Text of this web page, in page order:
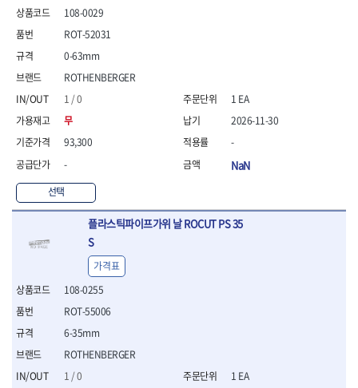
- 절연비트홀다드라이버
- 방폭망치
- 절연펜치
- 절연니퍼
- 절연가위
- 절연드라이버교체날
- 절연공구세트
- 절연라쳇렌치
- 절연볼트커터
- 절연아답타
- 절연펀치
- 방폭연결대
- 방폭옵셋렌치
- 방폭니퍼
- 방폭펜치
- 방폭플라이어
- 방폭렌치
- 방폭스패너
108-0029
ROTHENBERGER
1 / 0
무
93,300
-
선택
ROT-52031
0-63mm
1 EA
2026-11-30
-
NaN
플라스틱파이프가위 날 ROCUT PS 35
S
108-0255
ROTHENBERGER
1 / 0
ROT-55006
6-35mm
가격표
1 EA